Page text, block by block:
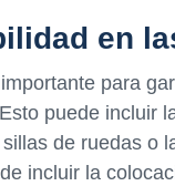
en
para
puede incluir
de ruedas o
incluir la